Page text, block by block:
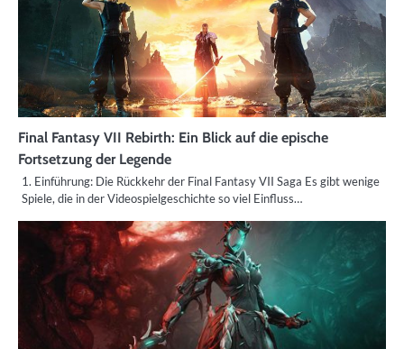
Final Fantasy VII Rebirth: Ein Blick auf die epische
Fortsetzung der Legende
1. Einführung: Die Rückkehr der Final Fantasy VII Saga Es gibt wenige
Spiele, die in der Videospielgeschichte so viel Einfluss…